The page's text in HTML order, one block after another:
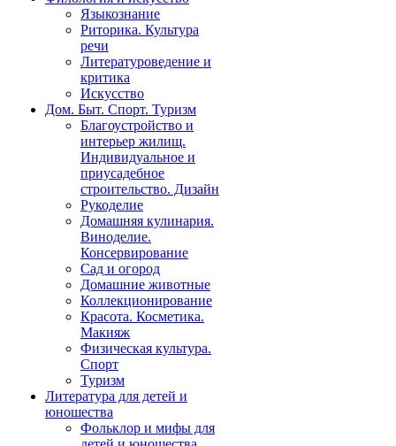
Языкознание
Риторика. Культура
речи
Литературоведение и
критика
Искусство
Дом. Быт. Спорт. Туризм
Благоустройство и
интерьер жилищ.
Индивидуальное и
приусадебное
строительство. Дизайн
Рукоделие
Домашняя кулинария.
Виноделие.
Консервирование
Сад и огород
Домашние животные
Коллекционирование
Красота. Косметика.
Макияж
Физическая культура.
Спорт
Туризм
Литература для детей и
юношества
Фольклор и мифы для